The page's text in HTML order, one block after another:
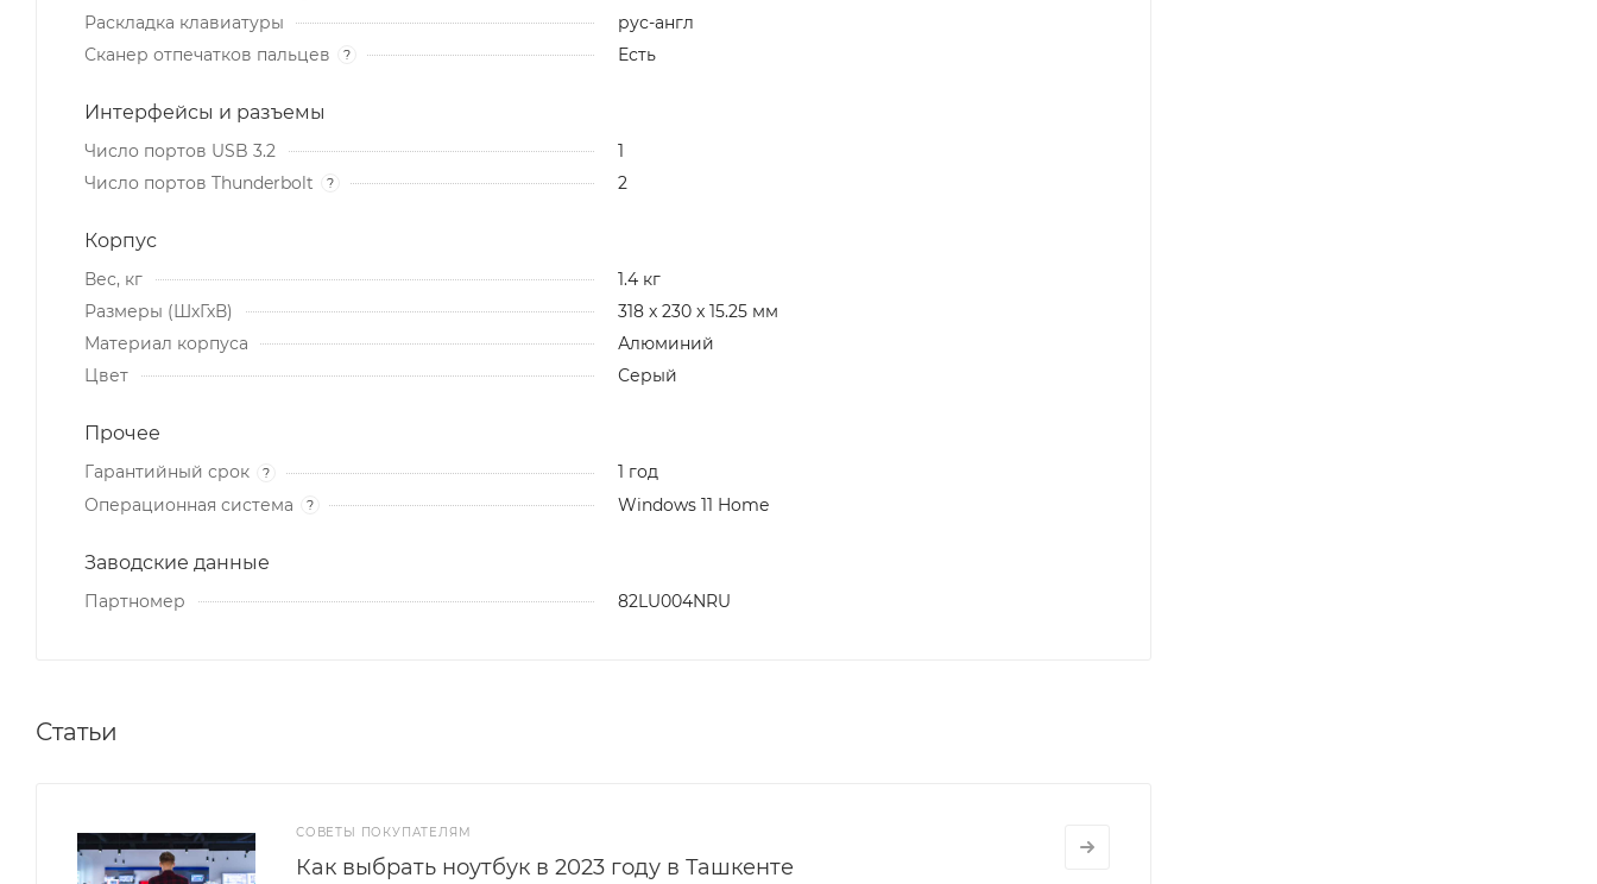
Раскладка клавиатуры
рус-англ
Сканер отпечатков пальцев
? Есть
Интерфейсы и разъемы
Число портов USB 3.2
1
Число портов Thunderbolt
? 2
Корпус
Вес, кг
1.4 кг
Размеры (ШхГхВ)
318 x 230 x 15.25 мм
Материал корпуса
Алюминий
Цвет
Серый
Прочее
Гарантийный срок ?
1 год
Операционная система
? Windows 11 Home
Заводские данные
Партномер 82LU004NRU
Статьи
СОВЕТЫ ПОКУПАТЕЛЯМ
Как выбрать ноутбук в 2023 году в Ташкенте